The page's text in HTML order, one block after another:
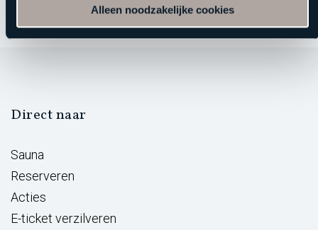
Alleen noodzakelijke cookies
Direct naar
Sauna
Reserveren
Acties
E-ticket verzilveren